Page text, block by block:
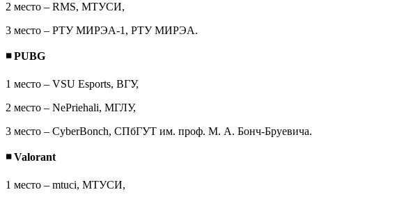
2 место – RMS, МТУСИ,
3 место – РТУ МИРЭА-1, РТУ МИРЭА.
◾PUBG
1 место – VSU Esports, ВГУ,
2 место – NePriehali, МГЛУ,
3 место – CyberBonch, СПбГУТ им. проф. М. А. Бонч-Бруевича.
◾Valorant
1 место – mtuci, МТУСИ,